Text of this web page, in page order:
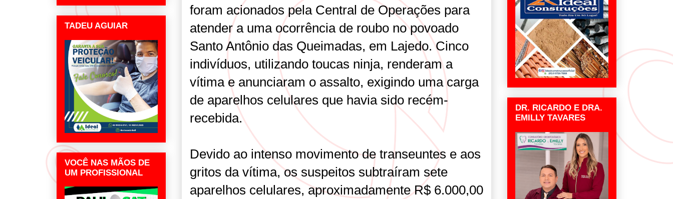
foram acionados pela Central de Operações para
atender a uma ocorrência de roubo no povoado
Santo Antônio das Queimadas, em Lajedo. Cinco
indivíduos, utilizando toucas ninja, renderam a
vítima e anunciaram o assalto, exigindo uma carga
de aparelhos celulares que havia sido recém-
recebida.
Devido ao intenso movimento de transeuntes e aos
gritos da vítima, os suspeitos subtraíram sete
aparelhos celulares, aproximadamente R$ 6.000,00
TADEU AGUIAR
VOCÊ NAS MÃOS DE
UM PROFISSIONAL
DR. RICARDO E DRA.
EMILLY TAVARES